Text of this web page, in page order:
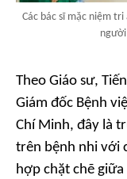
Các bác sĩ mặc niệm
Theo Giáo sư,
Giám đốc Bệnh
Chí Minh, đây là
trên bệnh nhi với
hợp chặt chẽ